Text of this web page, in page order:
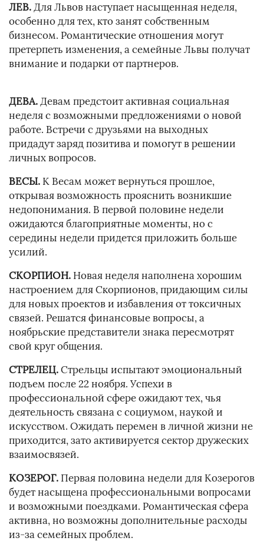
ЛЕВ.Для Львов наступает насыщенная неделя,
особенно для тех, кто занят собственным
бизнесом. Романтические отношения могут
претерпеть изменения, а семейные Львы получат
внимание и подарки от партнеров.
ДЕВА.Девам предстоит активная социальная
неделя с возможными предложениями о новой
работе. Встречи с друзьями на выходных
придадут заряд позитива и помогут в решении
личных вопросов.
ВЕСЫ. К Весам может вернуться прошлое,
открывая возможность прояснить возникшие
недопонимания. В первой половине недели
ожидаются благоприятные моменты, но с
середины недели придется приложить больше
усилий.
СКОРПИОН. Новая неделя наполнена хорошим
настроением для Скорпионов, придающим силы
для новых проектов и избавления от токсичных
связей. Решатся финансовые вопросы, а
ноябрьские представители знака пересмотрят
свой круг общения.
СТРЕЛЕЦ.Стрельцы испытают эмоциональный
подъем после 22 ноября. Успехи в
профессиональной сфере ожидают тех, чья
деятельность связана с социумом, наукой и
искусством. Ожидать перемен в личной жизни не
приходится, зато активируется сектор дружеских
взаимосвязей.
КОЗЕРОГ. Первая половина недели для Козерогов
будет насыщена профессиональными вопросами
и возможными поездками. Романтическая сфера
активна, но возможны дополнительные расходы
из-за семейных проблем.